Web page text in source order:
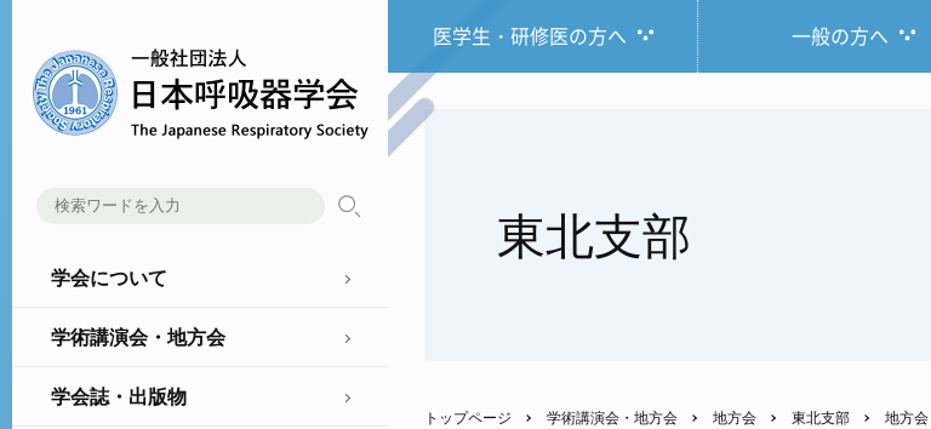
学会について
学術講演会・地方会
学会誌・出版物
医学生・研修医の方へ 一般の方へ
東北支部
トップページ 学術講演会・地方会 地方会 東北支部 地方会